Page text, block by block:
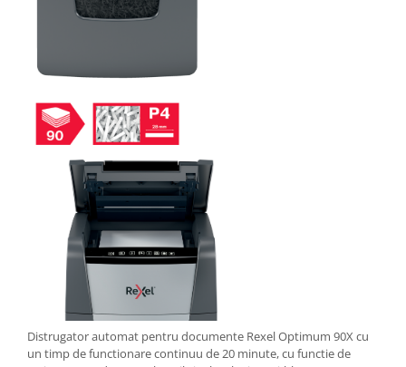
Pachete promotionale
Sosete de lucru
Branturi
Diverse accesorii
Copii - tricouri si hanorace
Comunicare si prezentare
Flipchart-uri
Ecrane Interactive
Sisteme de afisare
Ecrane de proiectie
Accesorii prezentare
Distrugator automat pentru documente Rexel Optimum 90X cu
un timp de functionare continuu de 20 minute, cu functie de